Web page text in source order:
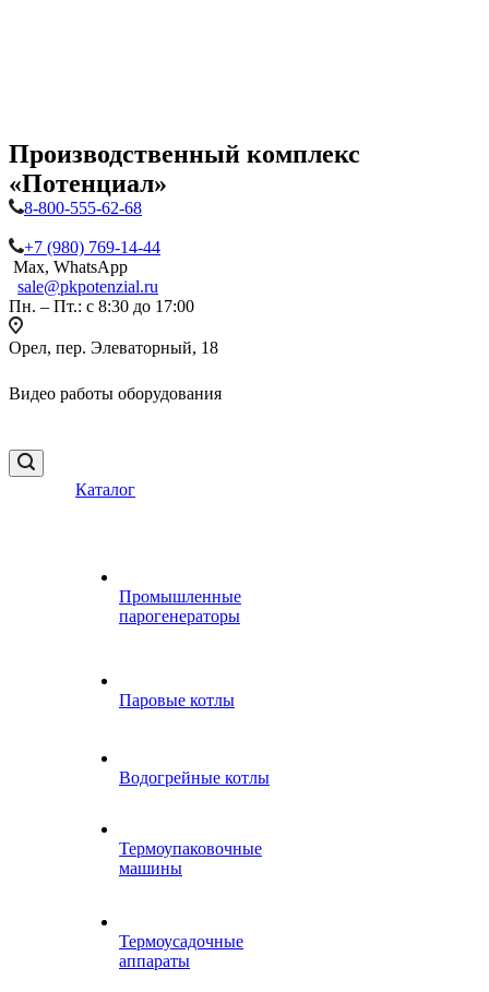
Производственный комплекс
«Потенциал»
8-800-555-62-68
+7 (980) 769-14-44
Max, WhatsApp
sale@pkpotenzial.ru
Пн. – Пт.: с 8:30 до 17:00
Орел, пер. Элеваторный, 18
Видео работы оборудования
Каталог
Промышленные
парогенераторы
Паровые котлы
Водогрейные котлы
Термоупаковочные
машины
Термоусадочные
аппараты